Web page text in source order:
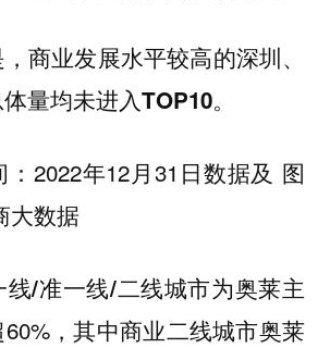
商业发展水平较高的深圳、
量均未进入TOP10。
2022年12月31日数据及 图
大数据
线/准一线/二线城市为奥莱主
60%，其中商业二线城市奥莱